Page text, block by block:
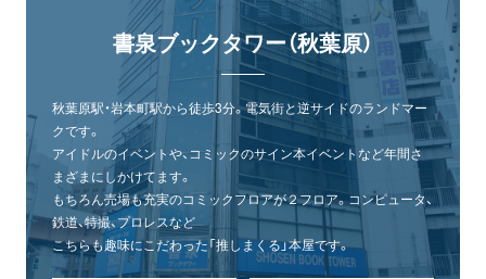
書泉ブックタワー（秋葉原）
秋葉原駅・岩本町駅から徒歩3分。電気街と逆サイドのランドマー
クです。
アイドルのイベントや、コミックのサイン本イベントなど年間さ
まざまにしかけてます。
もちろん売場も充実のコミックフロアが２フロア。コンピュータ、
鉄道、特撮、プロレスなど
こちらも趣味にこだわった「推しまくる」本屋です。